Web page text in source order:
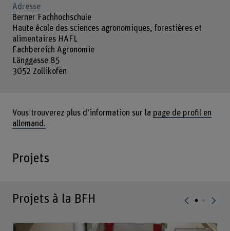
Adresse
Berner Fachhochschule
Haute école des sciences agronomiques, forestières et
alimentaires HAFL
Fachbereich Agronomie
Länggasse 85
3052 Zollikofen
Vous trouverez plus d'information sur la page de profil en
allemand.
Projets
Projets à la BFH